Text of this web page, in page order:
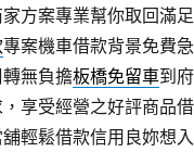
方案專業幫你取回滿
專案機車借款背景免費
無負擔板橋免留車到
享受經營之好評商品
輕鬆借款信用良妳想